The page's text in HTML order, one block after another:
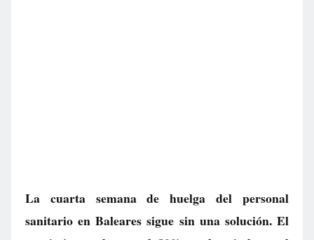
La cuarta semana de huelga del personal
sanitario en Baleares sigue sin una solución. El